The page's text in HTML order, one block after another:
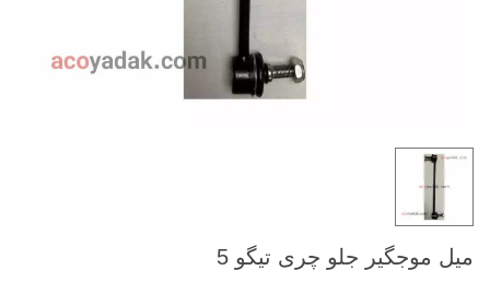
میل موجگیر جلو چری تیگو 5